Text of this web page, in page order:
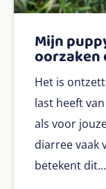
Mijn
oorzaken
Het is
last heeft
als voor
diarree vaak
betekent dit...